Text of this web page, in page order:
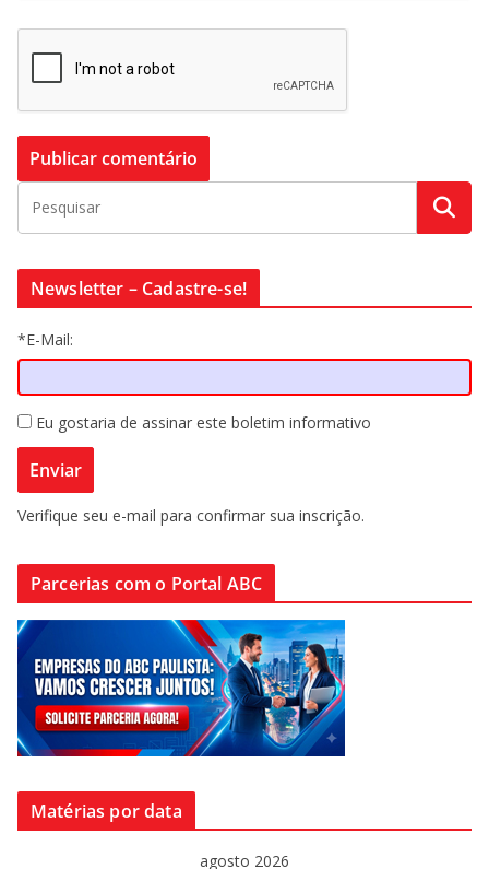
Newsletter – Cadastre-se!
*E-Mail:
Eu gostaria de assinar este boletim informativo
Verifique seu e-mail para confirmar sua inscrição.
Parcerias com o Portal ABC
Matérias por data
agosto 2026